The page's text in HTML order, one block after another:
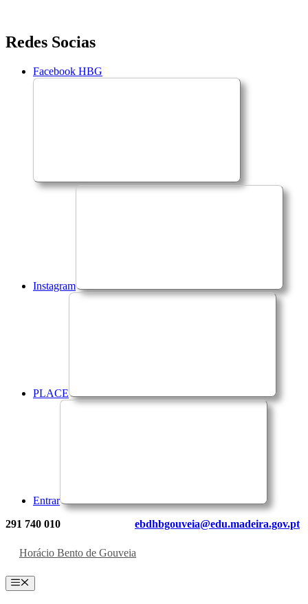
Saltar
para
conteúdo
Redes Socias
Facebook HBG
Instagram
PLACE
Entrar
291 740 010 ebdhbgouveia@edu.madeira.gov.pt
Horácio Bento de Gouveia
Menu